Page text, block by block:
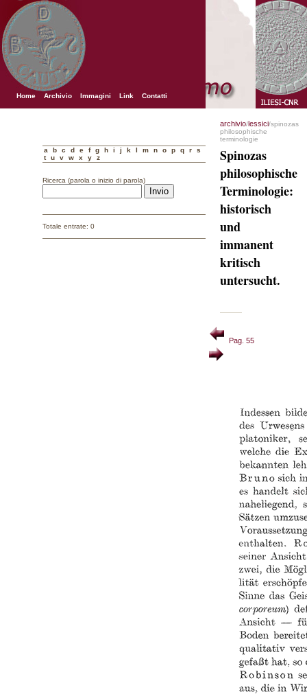
Home Archivio Immagini Link Contatti
a b c d e f g h i j k l m n o p q r
s
t
u v w x y z
Ricerca (parola o inizio di parola)
Totale entrate: 0
archivio/lessici/spinozas
philosophische
terminologie
Spinozas
philosophische
Terminologie:
historisch
und
immanent
kritisch
untersucht.
Pag. 55